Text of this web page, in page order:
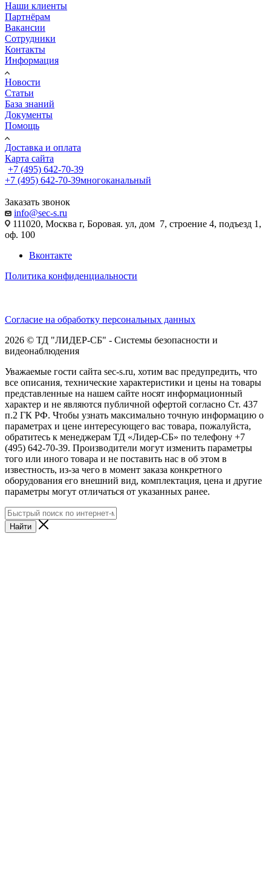
Наши клиенты
Партнёрам
Вакансии
Сотрудники
Контакты
Информация
Новости
Статьи
База знаний
Документы
Помощь
Доставка и оплата
Карта сайта
+7 (495) 642-70-39
+7 (495) 642-70-39многоканальный
Заказать звонок
info@sec-s.ru
111020, Москва г, Боровая. ул, дом 7, строение 4, подъезд 1,
оф. 100
Вконтакте
Политика конфиденциальности
Согласие на обработку персональных данных
2026 © ТД "ЛИДЕР-СБ" - Системы безопасности и
видеонаблюдения
Уважаемые гости сайта sec-s.ru, хотим вас предупредить, что
все описания, технические характеристики и цены на товары
представленные на нашем сайте носят информационный
характер и не являются публичной офертой согласно Ст. 437
п.2 ГК РФ. Чтобы узнать максимально точную информацию о
параметрах и цене интересующего вас товара, пожалуйста,
обратитесь к менеджерам ТД «Лидер-СБ» по телефону +7
(495) 642-70-39. Производители могут изменить параметры
того или иного товара и не поставить нас в об этом в
известность, из-за чего в момент заказа конкретного
оборудования его внешний вид, комплектация, цена и другие
параметры могут отличаться от указанных ранее.
Найти